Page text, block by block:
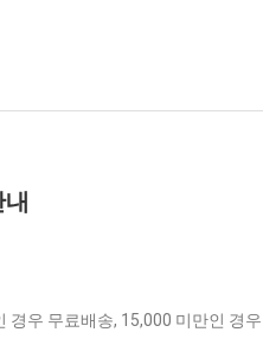
경우 무료배송, 15,000 미만인 경